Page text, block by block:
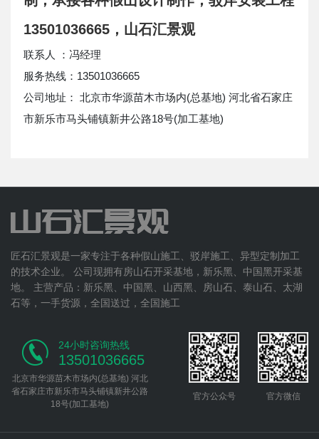
13501036665，山石汇景观
联系人 ：冯经理
服务热线：13501036665
公司地址： 北京市华源苗木市场内(总基地) 河北省石家庄
市新乐市马头铺镇新井公路18号(加工基地)
匠石汇景观是一家专注于各种假山施工、驳岸施工、异型定制加工
的技术企业。 公司现拥有房山石开采基地，新乐黑、中国黑开采基
地。 主营产品：新乐黑、中国黑、山西黑、房山石、泰山石、太湖
石等，一手货源，全国送过，全国施工
24小时咨询热线
13501036665
北京市华源苗木市场内(总基地) 河北
省石家庄市新乐市马头铺镇新井公路
18号(加工基地)
官方公众号 官方微信